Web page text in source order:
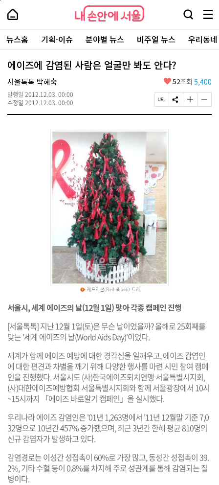
본
로
가
내
손
안
에
서
울
-
서
울
시
대
표
소
내
손
에
울
검
창
열
기
메
뉴
전
체
보
주
요
서
뉴스홈 기획·이슈 분야별 뉴스 비주얼 뉴스 우리동
에이즈에 감염된 사람은 얼굴만 봐도 안다?
서울톡톡 박혜숙
발행일 2012.12.03. 00:00
수정일 2012.12.03. 00:00
좋
요
52조회 5,400
페
이
U
R
L
사
S
N
글
자
글
자
서울시, 세계 에이즈의 날(12월 1일) 맞아 각종 캠페인 진행
[서울톡톡] 지난 12월 1일(토)은 무슨 날이었을까? 올해로 25회째를
맞는 '세계 에이즈의 날(World Aids Day)'이었다.
세계가 함께 에이즈 예방에 대한 경각심을 일깨우고, 에이즈 감염인
에 대한 편견과 차별을 깨기 위해 다양한 행사를 마련 시민 참여 캠페
인을 진행했다. 서울시도 (사)한국에이즈퇴치연맹 서울특별시지회,
(사)대한에이즈예방협회 서울특별시지회와 함께 서울광장에서 10시
~15시까지 「에이즈 바로알기 캠페인」을 실시했다.
우리나라 에이즈 감염인은 '01년 1,263명에서 '11년 12월말 기준 7,0
32명으로 10년간 457% 증가했으며, 최근 3년간 한해 평균 810명의
신규 감염자가 발생하고 있다.
감염경로는 이성간 성접촉이 60%로 가장 많고, 동성간 성접촉이 39.
2%, 기타 수혈 등이 0.8%를 차지해 주로 성관계를 통해 감염되는 질
병이다.
페
상
단
로